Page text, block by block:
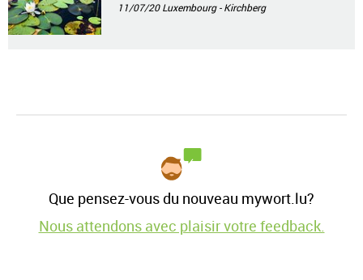
11/07/20Luxembourg - Kirchberg
Que pensez-vous du nouveau mywort.lu?
Nous attendons avec plaisir votre feedback.